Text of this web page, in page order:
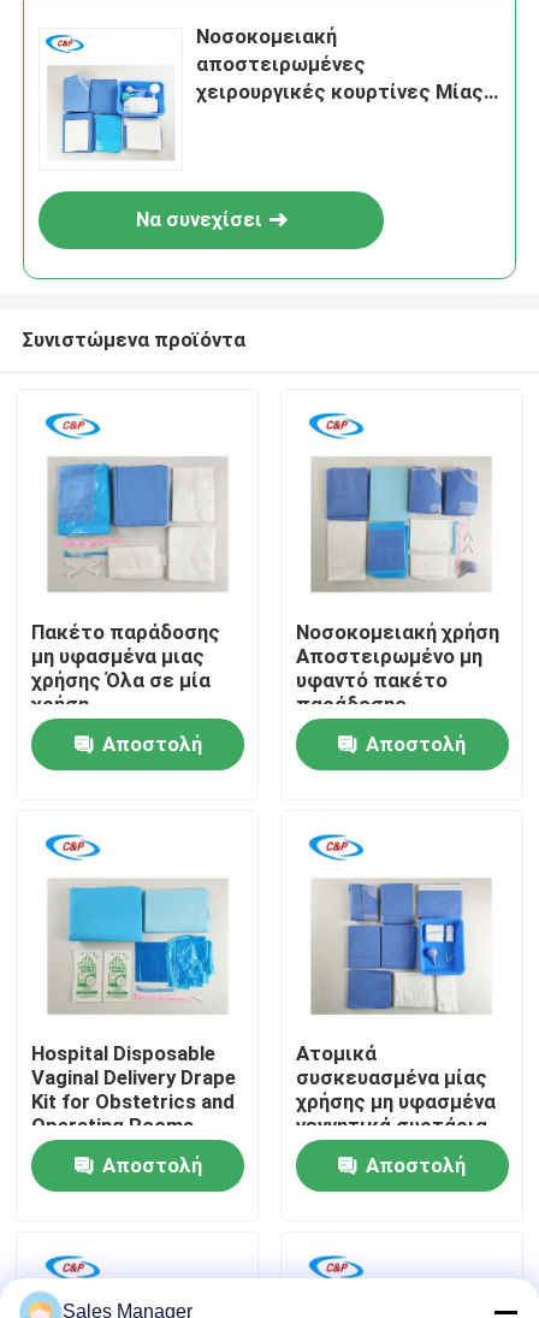
Σπίτι
Προϊόντα
Βίντεο
Εμφάνιση VR
Επισκεψή εργοστασίου
Έλεγχος ποιότητας
Επικοινωνήστε μαζί μας
Υποθέσεις
Νοσοκομειακή
αποστειρωμένες
χειρουργικές κουρτίνες Μίας
Να συνεχίσει
Συνιστώμενα προϊόντα
Πακέτο παράδοσης
μη υφασμένα μιας
χρήσης Όλα σε μία
χρήση
Αποστειρωμένο
μαιευτικό
χειρουργικό κιτ μιας
Αποστολή
Νοσοκομειακή χρήση
Αποστειρωμένο μη
υφαντό πακέτο
παράδοσης
μητρότητας Κιτ
μαιευτικής
επέμβασης
Αποστολή
Hospital Disposable
Vaginal Delivery Drape
Kit for Obstetrics and
Operating Rooms
Αποστολή
Ατομικά
συσκευασμένα μίας
χρήσης μη υφασμένα
γεννητικά συρτάρια
για αποστειρωμένο
φράγμαΑποστολή
Sales Manager